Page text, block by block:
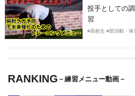
投手としての
習
#高校生 #部活動・体
RANKING －練習メニュー動画－